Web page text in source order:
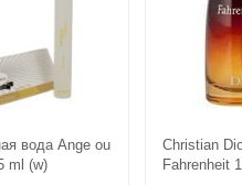
вода Ange ou
ml (w)
Christian
Fahrenheit